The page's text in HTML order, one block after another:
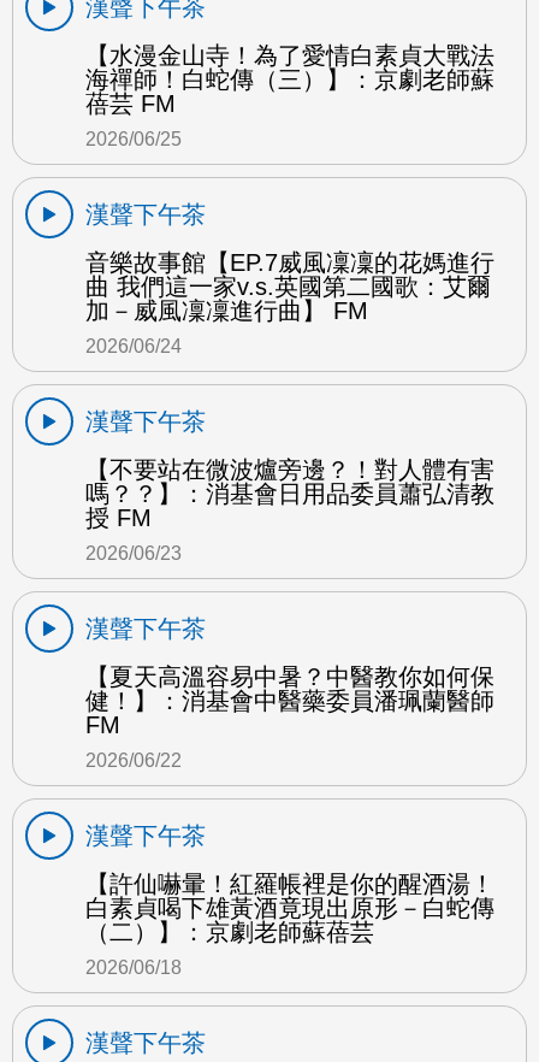
漢聲下午茶
【水漫金山寺！為了愛情白素貞大戰法
海禪師！白蛇傳（三）】：京劇老師蘇
蓓芸 FM
2026/06/25
漢聲下午茶
音樂故事館【EP.7威風凜凜的花媽進行
曲 我們這一家v.s.英國第二國歌：艾爾
加－威風凜凜進行曲】 FM
2026/06/24
漢聲下午茶
【不要站在微波爐旁邊？！對人體有害
嗎？？】：消基會日用品委員蕭弘清教
授 FM
2026/06/23
漢聲下午茶
【夏天高溫容易中暑？中醫教你如何保
健！】：消基會中醫藥委員潘珮蘭醫師
FM
2026/06/22
漢聲下午茶
【許仙嚇暈！紅羅帳裡是你的醒酒湯！
白素貞喝下雄黃酒竟現出原形－白蛇傳
（二）】：京劇老師蘇蓓芸
2026/06/18
漢聲下午茶